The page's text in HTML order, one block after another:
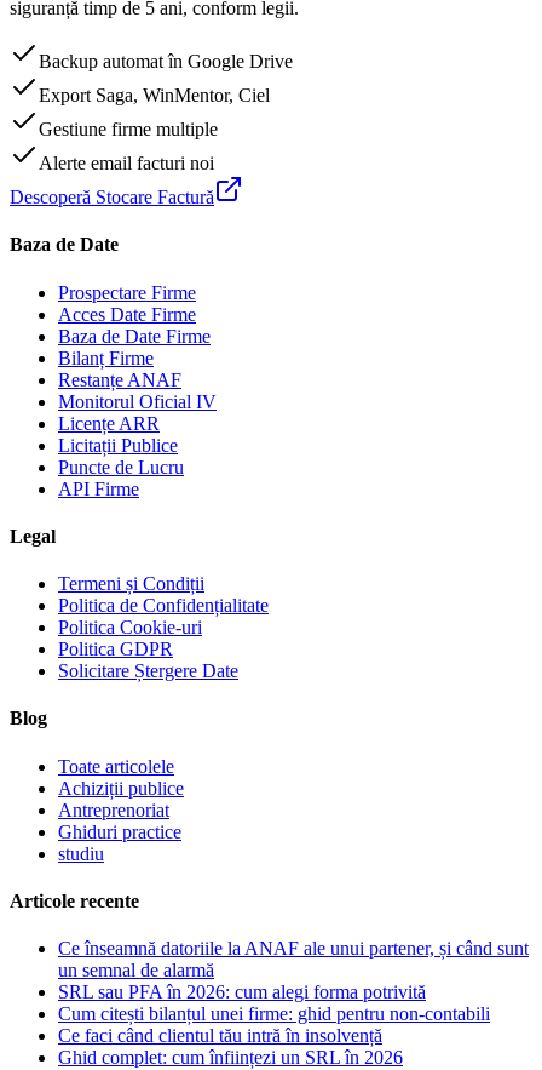
siguranță timp de 5 ani, conform legii.
Backup automat în Google Drive
Export Saga, WinMentor, Ciel
Gestiune firme multiple
Alerte email facturi noi
Descoperă Stocare Factură
Baza de Date
Prospectare Firme
Acces Date Firme
Baza de Date Firme
Bilanț Firme
Restanțe ANAF
Monitorul Oficial IV
Licențe ARR
Licitații Publice
Puncte de Lucru
API Firme
Legal
Termeni și Condiții
Politica de Confidențialitate
Politica Cookie-uri
Politica GDPR
Solicitare Ștergere Date
Blog
Toate articolele
Achiziții publice
Antreprenoriat
Ghiduri practice
studiu
Articole recente
Ce înseamnă datoriile la ANAF ale unui partener, și când sunt
un semnal de alarmă
SRL sau PFA în 2026: cum alegi forma potrivită
Cum citești bilanțul unei firme: ghid pentru non-contabili
Ce faci când clientul tău intră în insolvență
Ghid complet: cum înființezi un SRL în 2026